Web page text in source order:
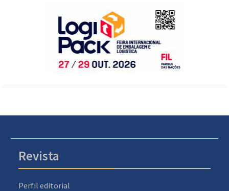
Revista
Perfil editorial